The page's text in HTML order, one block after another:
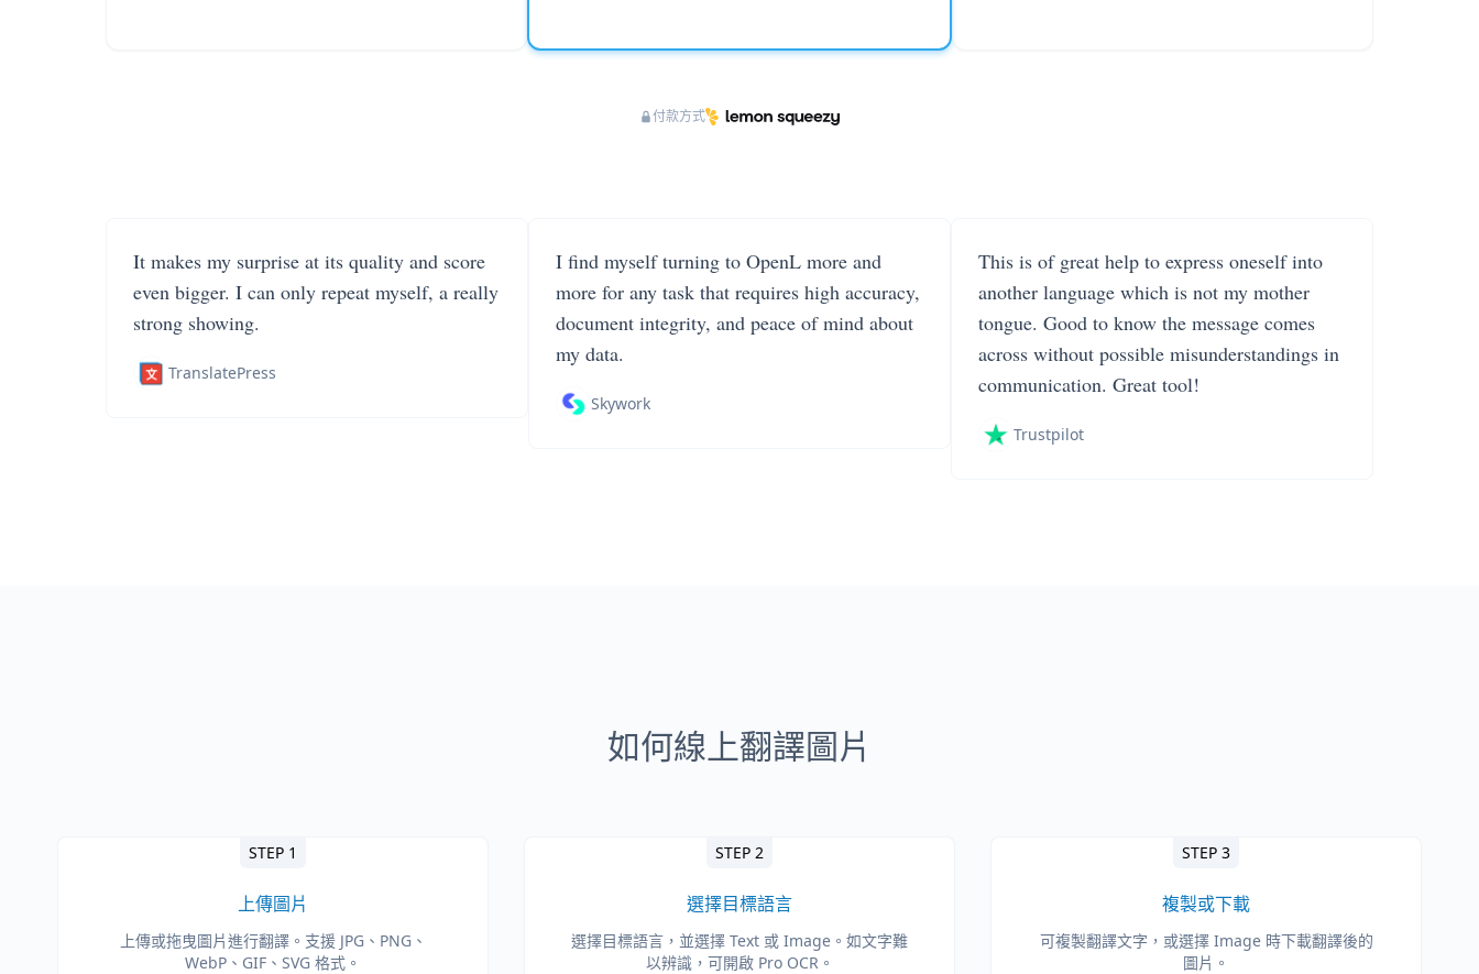
付款方式
It makes my surprise at its quality and score
even bigger. I can only repeat myself, a really
strong showing.
TranslatePress
I find myself turning to OpenL more and
more for any task that requires high accuracy,
document integrity, and peace of mind about
my data.
Skywork
This is of great help to express oneself into
another language which is not my mother
tongue. Good to know the message comes
across without possible misunderstandings in
communication. Great tool!
Trustpilot
如何線上翻譯圖片
STEP 1
上傳圖片
上傳或拖曳圖片進行翻譯。支援 JPG、PNG、
WebP、GIF、SVG 格式。
STEP 2
選擇目標語言
選擇目標語言，並選擇 Text 或 Image。如文字難
以辨識，可開啟 Pro OCR。
STEP 3
複製或下載
可複製翻譯文字，或選擇 Image 時下載翻譯後的
圖片。